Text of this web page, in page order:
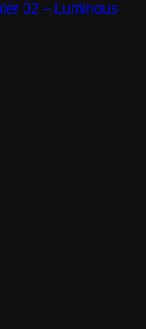
02 – Luminous